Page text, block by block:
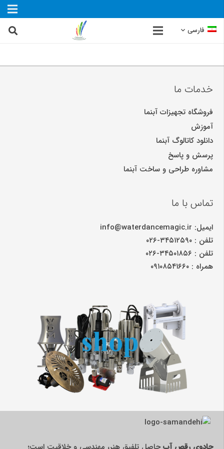
فارسی
خدمات ما
فروشگاه تجهیزات آبنما
آموزش
دانلود کاتالوگ آبنما
پرسش و پاسخ
مشاوره طراحی و ساخت آبنما
تماس با ما
ایمیل: info@waterdancemagic.ir
تلفن : ۳۴۵۱۲۵۹۰-۰۲۶
تلفن : ۳۴۵۰۱۸۵۶-۰۲۶
همراه : ۰۹۱۰۸۵۴۱۶۶۰